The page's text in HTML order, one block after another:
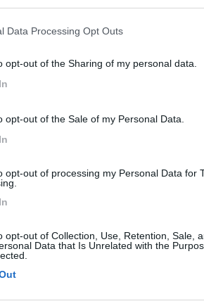
Data Processing Opt Outs
opt-out of the Sharing of my personal data.
opt-out of the Sale of my Personal Data.
opt-out of processing my Personal Data for
opt-out of Collection, Use, Retention, Sale,
Data that Is Unrelated with the
5
Posizione
sulle sponde del fiume
147
See